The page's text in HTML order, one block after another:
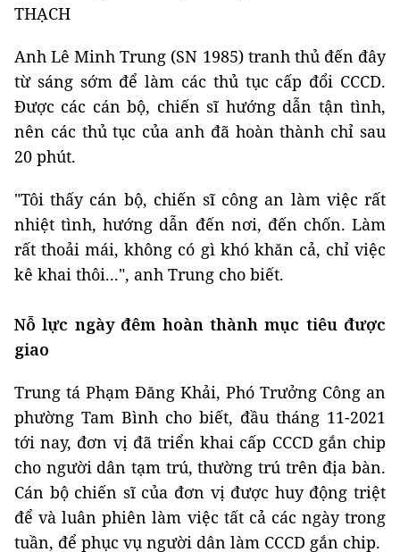
THẠCH
Anh Lê Minh Trung (SN 1985) tranh thủ đến đây
từ sáng sớm để làm các thủ tục cấp đổi CCCD.
Được các cán bộ, chiến sĩ hướng dẫn tận tình,
nên các thủ tục của anh đã hoàn thành chỉ sau
20 phút.
"Tôi thấy cán bộ, chiến sĩ công an làm việc rất
nhiệt tình, hướng dẫn đến nơi, đến chốn. Làm
rất thoải mái, không có gì khó khăn cả, chỉ việc
kê khai thôi...", anh Trung cho biết.
Nỗ lực ngày đêm hoàn thành mục tiêu được
giao
Trung tá Phạm Đăng Khải, Phó Trưởng Công an
phường Tam Bình cho biết, đầu tháng 11-2021
tới nay, đơn vị đã triển khai cấp CCCD gắn chip
cho người dân tạm trú, thường trú trên địa bàn.
Cán bộ chiến sĩ của đơn vị được huy động triệt
để và luân phiên làm việc tất cả các ngày trong
tuần, để phục vụ người dân làm CCCD gắn chip.